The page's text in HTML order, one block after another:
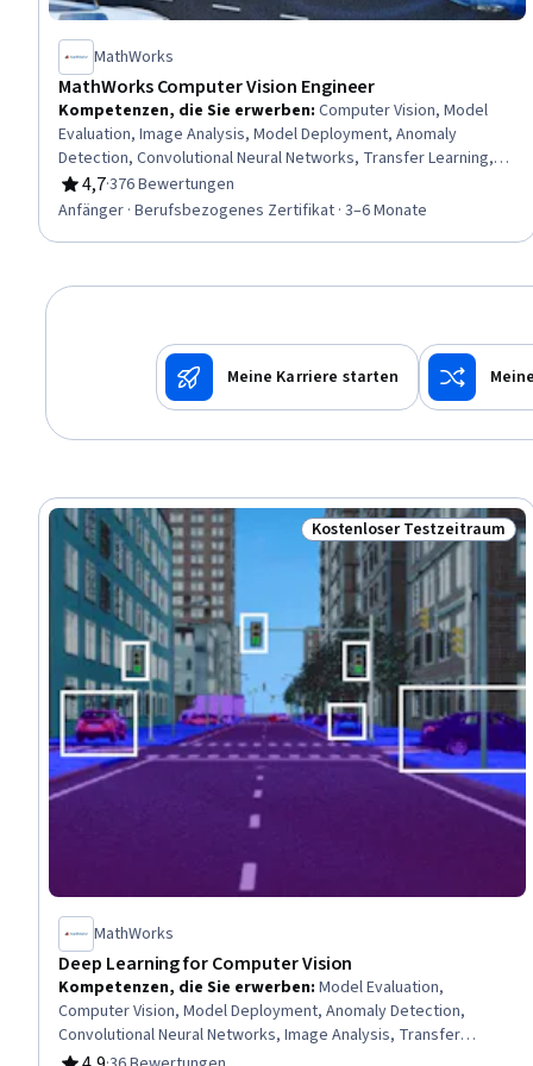
MathWorks
MathWorks Computer Vision Engineer
Kompetenzen, die Sie erwerben: Computer Vision, Model
Evaluation, Image Analysis, Model Deployment, Anomaly
Detection, Convolutional Neural Networks, Transfer Learning,
Model Training, Fine-tuning, Deep Learning, Machine Learning
Methods, Image Quality, Generative AI, Data Preprocessing,
4,7
Bewertung, 4,7 von 5 Sternen
·376 Bewertungen
Anfänger · Berufsbezogenes Zertifikat · 3–6 Monate
Meine Karriere starten
Status: Kostenloser
Kostenloser Testzeitraum
MathWorks
Deep Learning for Computer Vision
Kompetenzen, die Sie erwerben: Model Evaluation,
Computer Vision, Model Deployment, Anomaly Detection,
Convolutional Neural Networks, Image Analysis, Transfer
Learning, Model Training, Fine-tuning, Deep Learning,